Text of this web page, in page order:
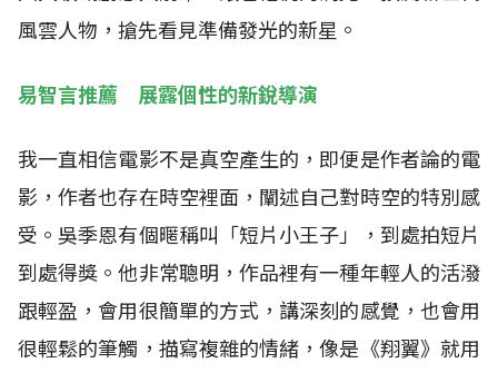
風雲人物，搶先看見準備發光的新星。
易智言推薦 展露個性的新銳導演
我一直相信電影不是真空產生的，即便是作者論的電
影，作者也存在時空裡面，闡述自己對時空的特別感
受。吳季恩有個暱稱叫「短片小王子」，到處拍短片
到處得獎。他非常聰明，作品裡有一種年輕人的活潑
跟輕盈，會用很簡單的方式，講深刻的感覺，也會用
很輕鬆的筆觸，描寫複雜的情緒，像是《翔翼》就用